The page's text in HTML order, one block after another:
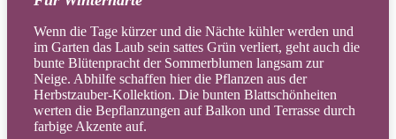
Wenn die Tage kürzer und die Nächte kühler werden und
im Garten das Laub sein sattes Grün verliert, geht auch die
bunte Blütenpracht der Sommerblumen langsam zur
Neige. Abhilfe schaffen hier die Pflanzen aus der
Herbstzauber-Kollektion. Die bunten Blattschönheiten
werten die Bepflanzungen auf Balkon und Terrasse durch
farbige Akzente auf.